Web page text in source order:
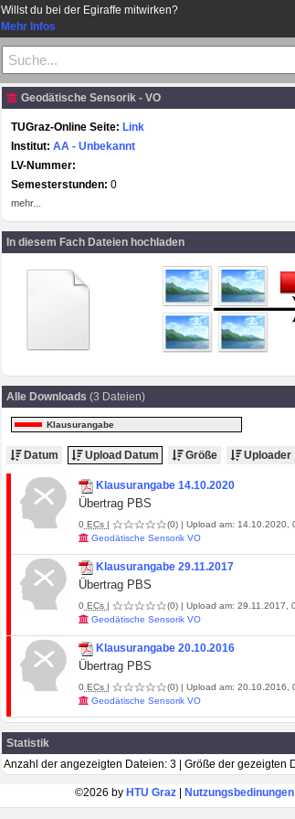
Willst du bei der Egiraffe mitwirken?
Mehr Infos
Geodätische Sensorik - VO
TUGraz-Online Seite: Link
Institut: AA - Unbekannt
LV-Nummer:
Semesterstunden: 0
mehr...
In diesem Fach Dateien hochladen
Alle Downloads (3 Dateien)
Klausurangabe
Datum Upload Datum Größe Uploader
Klausurangabe 14.10.2020
Übertrag PBS
0 ECs | (0) | Upload am: 14.10.2020,
Geodätische Sensorik VO
Klausurangabe 29.11.2017
Übertrag PBS
0 ECs | (0) | Upload am: 29.11.2017,
Geodätische Sensorik VO
Klausurangabe 20.10.2016
Übertrag PBS
0 ECs | (0) | Upload am: 20.10.2016,
Geodätische Sensorik VO
Statistik
Anzahl der angezeigten Dateien: 3 | Größe der gezeigten
©2026 by HTU Graz| Nutzungsbedinungen